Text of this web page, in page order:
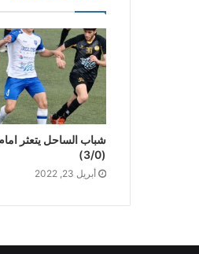
شباب الساحل يتعثر
(3/0)
أبريل 23, 2022